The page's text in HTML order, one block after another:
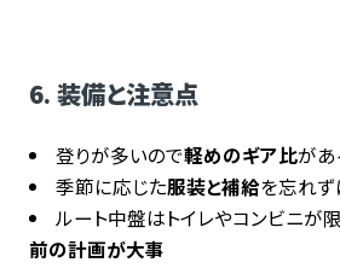
6. 装備と注意点
登りが多いので軽めのギア比が
季節に応じた服装と補給を忘れず
ルート中盤はトイレやコンビニが
前の計画が大事